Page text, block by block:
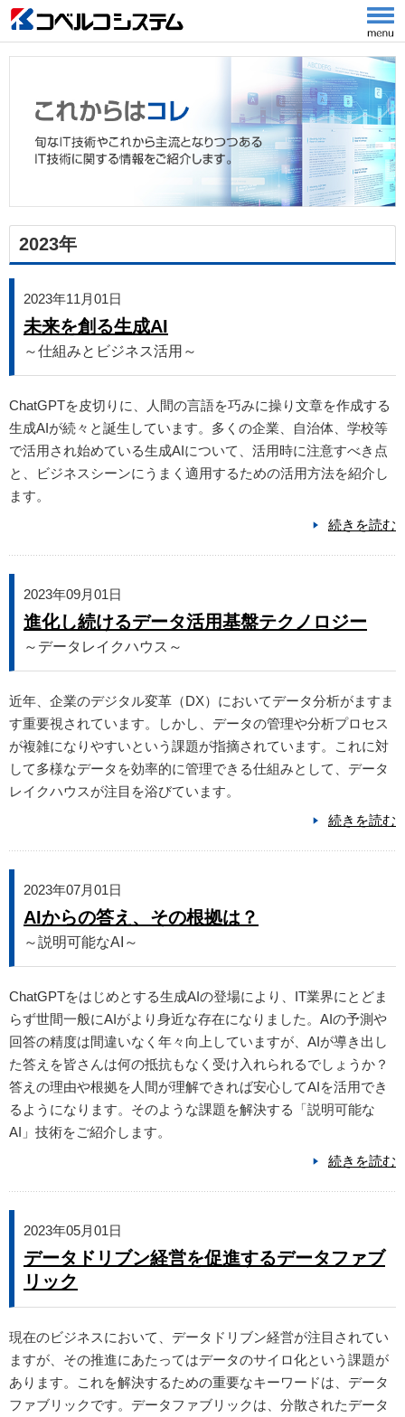
2023年
2023年11月01日
未来を創る生成AI
～仕組みとビジネス活用～
ChatGPTを皮切りに、人間の言語を巧みに操り文章を作成する
生成AIが続々と誕生しています。多くの企業、自治体、学校等
で活用され始めている生成AIについて、活用時に注意すべき点
と、ビジネスシーンにうまく適用するための活用方法を紹介し
ます。
続きを読む
2023年09月01日
進化し続けるデータ活用基盤テクノロジー
～データレイクハウス～
近年、企業のデジタル変革（DX）においてデータ分析がますま
す重要視されています。しかし、データの管理や分析プロセス
が複雑になりやすいという課題が指摘されています。これに対
して多様なデータを効率的に管理できる仕組みとして、データ
レイクハウスが注目を浴びています。
続きを読む
2023年07月01日
AIからの答え、その根拠は？
～説明可能なAI～
ChatGPTをはじめとする生成AIの登場により、IT業界にとどま
らず世間一般にAIがより身近な存在になりました。AIの予測や
回答の精度は間違いなく年々向上していますが、AIが導き出し
た答えを皆さんは何の抵抗もなく受け入れられるでしょうか？
答えの理由や根拠を人間が理解できれば安心してAIを活用でき
るようになります。そのような課題を解決する「説明可能な
AI」技術をご紹介します。
続きを読む
2023年05月01日
データドリブン経営を促進するデータファブ
リック
現在のビジネスにおいて、データドリブン経営が注目されてい
ますが、その推進にあたってはデータのサイロ化という課題が
あります。これを解決するための重要なキーワードは、データ
ファブリックです。データファブリックは、分散されたデータ